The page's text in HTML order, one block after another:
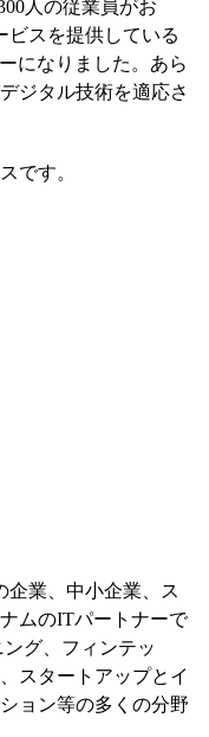
人の従業員がお
ビスを提供している
になりました。あら
ジタル技術を適応さ
です。
業、中小企業、ス
ムのITパートナーで
グ、フィンテッ
スタートアップとイ
ョン等の多くの分野